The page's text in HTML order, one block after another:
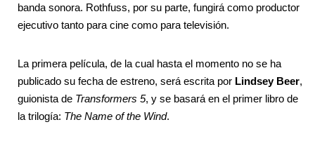
banda sonora. Rothfuss, por su parte, fungirá como productor
ejecutivo tanto para cine como para televisión.
La primera película, de la cual hasta el momento no se ha
publicado su fecha de estreno, será escrita por Lindsey Beer,
guionista de Transformers 5, y se basará en el primer libro de
la trilogía: The Name of the Wind.